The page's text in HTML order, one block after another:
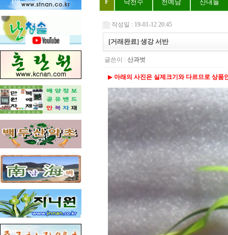
낙천수 천예담 산내들
작성일 : 19-01-12 20:45
[거래완료] 생강 서반
글쓴이 : 산과벗
▶ 아래의 사진은 실제크기와 다르므로 상품